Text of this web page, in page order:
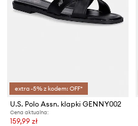
extra -5% z kodem: OFF*
U.S. Polo Assn. klapki GENNY002
Cena aktualna:
159,99 zł